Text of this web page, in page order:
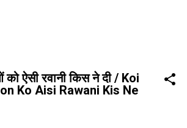
को ऐसी रवानी किस ने दी / Koi
Ko Aisi Rawani Kis Ne